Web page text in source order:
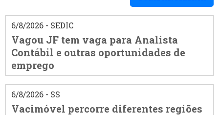
6/8/2026 - SEDIC
Vagou JF tem vaga para Analista
Contábil e outras oportunidades de
emprego
6/8/2026 - SS
Vacimóvel percorre diferentes regiões